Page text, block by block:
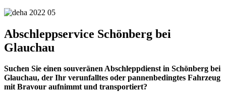
Abschleppservice Schönberg bei
Glauchau
Suchen Sie einen souveränen Abschleppdienst in Schönberg bei
Glauchau, der Ihr verunfalltes oder pannenbedingtes Fahrzeug
mit Bravour aufnimmt und transportiert?